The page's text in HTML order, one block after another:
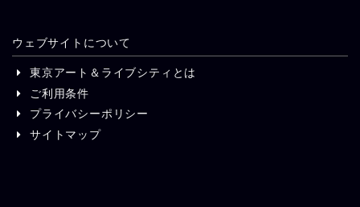
ウェブサイトについて
東京アート＆ライブシティとは
ご利用条件
プライバシーポリシー
サイトマップ